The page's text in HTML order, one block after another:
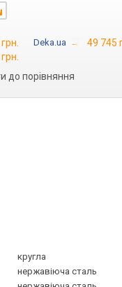
Deka.ua → 49 745
до порівняння
кругла
нержавіюча сталь